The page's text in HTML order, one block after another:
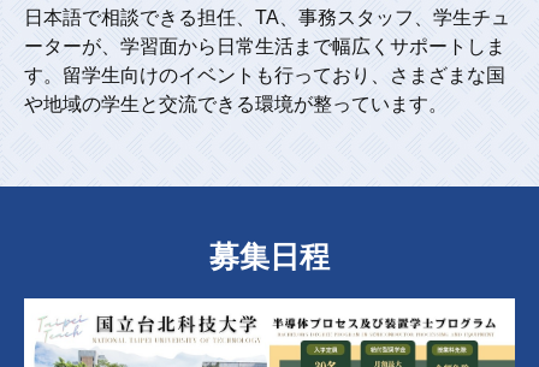
日本語で相談できる担任、TA、事務スタッフ、学生チュ
ーターが、学習面から日常生活まで幅広くサポートしま
す。留学生向けのイベントも行っており、さまざまな国
や地域の学生と交流できる環境が整っています。
募集日程